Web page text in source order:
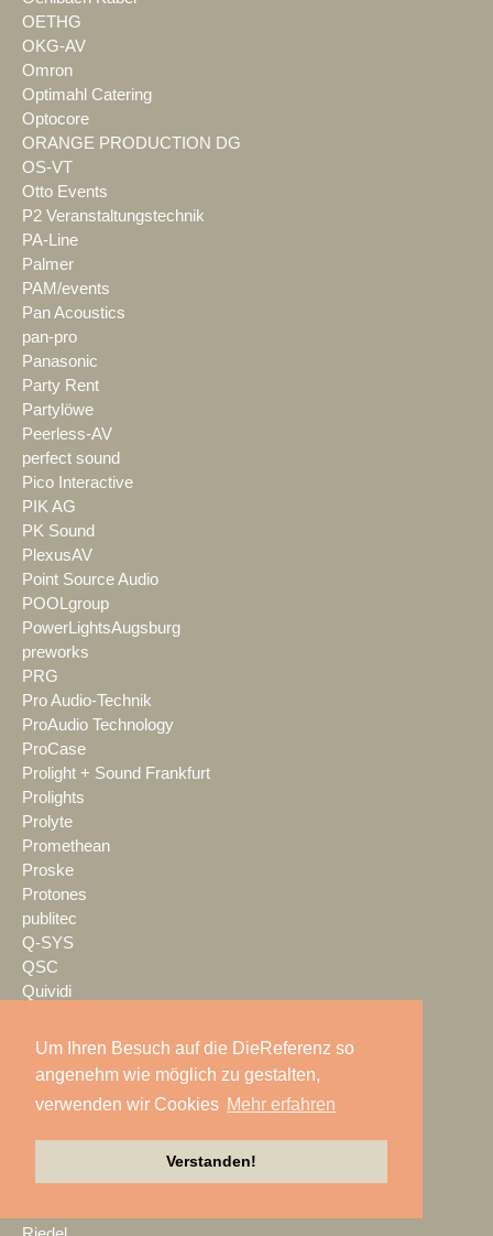
Um Ihren Besuch auf die DieReferenz so
angenehm wie möglich zu gestalten,
verwenden wir Cookies Mehr erfahren
Verstanden!
OETHG
OKG-AV
Omron
Optimahl Catering
Optocore
ORANGE PRODUCTION DG
OS-VT
Otto Events
P2 Veranstaltungstechnik
PA-Line
Palmer
PAM/events
Pan Acoustics
pan-pro
Panasonic
Party Rent
Partylöwe
Peerless-AV
perfect sound
Pico Interactive
PIK AG
PK Sound
PlexusAV
Point Source Audio
POOLgroup
PowerLightsAugsburg
preworks
PRG
Pro Audio-Technik
ProAudio Technology
ProCase
Prolight + Sound Frankfurt
Prolights
Prolyte
Promethean
Proske
Protones
publitec
Q-SYS
QSC
Quividi
Rain Age
Rauschenberger Catering
RENT EVENT TEC
rent4event
Reprofil